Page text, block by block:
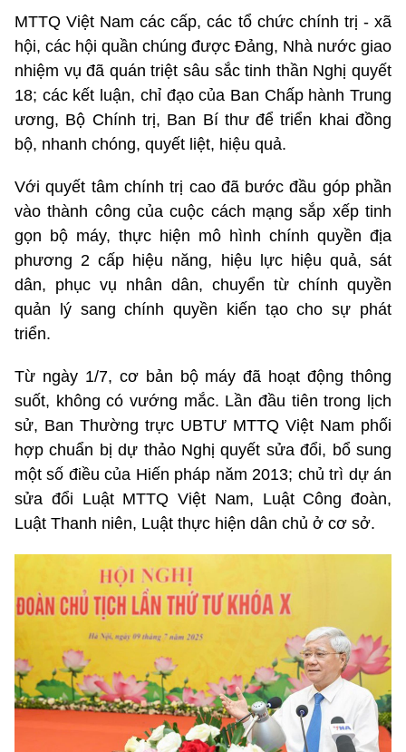
MTTQ Việt Nam các cấp, các tổ chức chính trị - xã
hội, các hội quần chúng được Đảng, Nhà nước giao
nhiệm vụ đã quán triệt sâu sắc tinh thần Nghị quyết
18; các kết luận, chỉ đạo của Ban Chấp hành Trung
ương, Bộ Chính trị, Ban Bí thư để triển khai đồng
bộ, nhanh chóng, quyết liệt, hiệu quả.
Với quyết tâm chính trị cao đã bước đầu góp phần
vào thành công của cuộc cách mạng sắp xếp tinh
gọn bộ máy, thực hiện mô hình chính quyền địa
phương 2 cấp hiệu năng, hiệu lực hiệu quả, sát
dân, phục vụ nhân dân, chuyển từ chính quyền
quản lý sang chính quyền kiến tạo cho sự phát
triển.
Từ ngày 1/7, cơ bản bộ máy đã hoạt động thông
suốt, không có vướng mắc. Lần đầu tiên trong lịch
sử, Ban Thường trực UBTƯ MTTQ Việt Nam phối
hợp chuẩn bị dự thảo Nghị quyết sửa đổi, bổ sung
một số điều của Hiến pháp năm 2013; chủ trì dự án
sửa đổi Luật MTTQ Việt Nam, Luật Công đoàn,
Luật Thanh niên, Luật thực hiện dân chủ ở cơ sở.